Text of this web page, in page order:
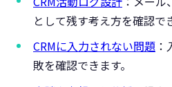
として残す考え方を確認で
CRMに入力されない問題
敗を確認できます。